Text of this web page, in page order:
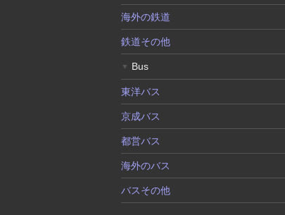
海外の鉄道
鉄道その他
▼ Bus
東洋バス
京成バス
都営バス
海外のバス
バスその他